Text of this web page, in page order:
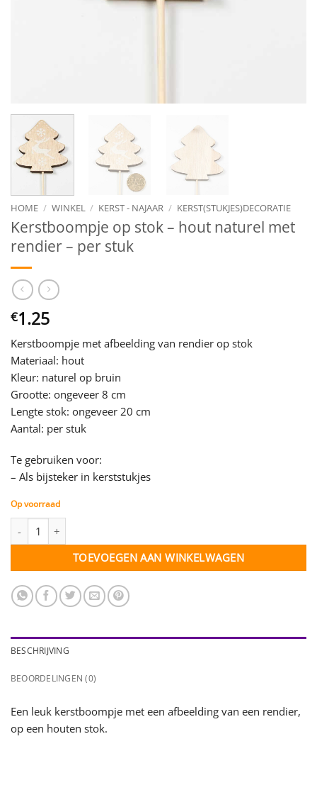
HOME / WINKEL / KERST - NAJAAR / KERST(STUKJES)DECORATIE
Kerstboompje op stok – hout naturel met
rendier – per stuk
€1.25
Kerstboompje met afbeelding van rendier op stok
Materiaal: hout
Kleur: naturel op bruin
Grootte: ongeveer 8 cm
Lengte stok: ongeveer 20 cm
Aantal: per stuk
Te gebruiken voor:
– Als bijsteker in kerststukjes
Op voorraad
TOEVOEGEN AAN WINKELWAGEN
BESCHRIJVING
BEOORDELINGEN (0)
Een leuk kerstboompje met een afbeelding van een rendier,
op een houten stok.